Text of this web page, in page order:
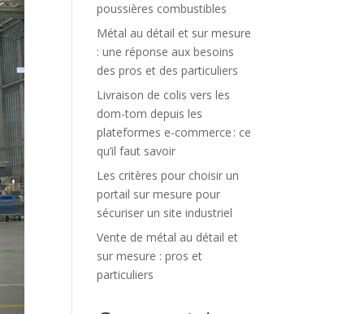
poussières combustibles
Métal au détail et sur mesure
: une réponse aux besoins
des pros et des particuliers
Livraison de colis vers les
dom-tom depuis les
plateformes e-commerce : ce
qu’il faut savoir
Les critères pour choisir un
portail sur mesure pour
sécuriser un site industriel
Vente de métal au détail et
sur mesure : pros et
particuliers